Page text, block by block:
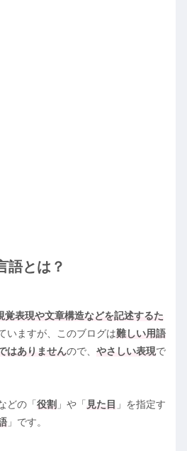
語とは？
覚表現や文章構造などを記述するた
いますが、このブログは難しい用語
はありませんので、 やさしい表現で
どの「 役割 」や「 見た目 」を指定す
」です。